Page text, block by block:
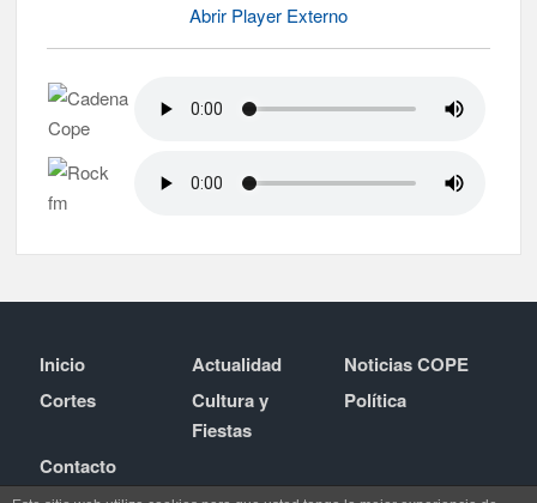
Abrir Player Externo
Inicio Actualidad
Noticias COPE
Cortes
Cultura y
Fiestas
Política
Contacto